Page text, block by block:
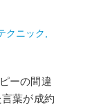
クニック
ーの間違
葉が成約